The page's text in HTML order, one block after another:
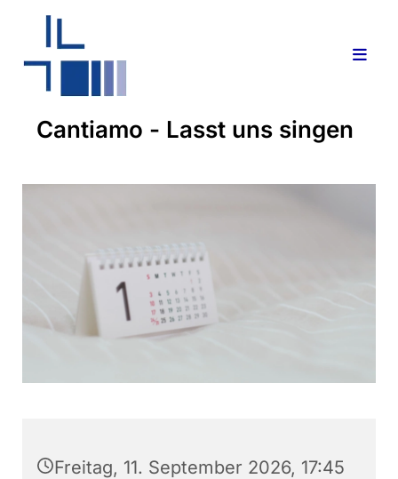
Cantiamo - Lasst uns singen
Freitag, 11. September 2026, 17:45